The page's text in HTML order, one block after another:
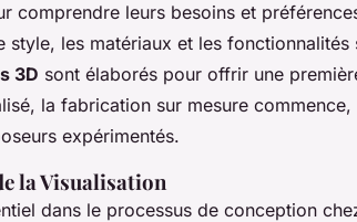
comprendre leurs besoins et
les matériaux et les fonctionnalités
3D sont élaborés pour offrir une
la fabrication sur mesure commence,
expérimentés.
la Visualisation
dans le processus de conception